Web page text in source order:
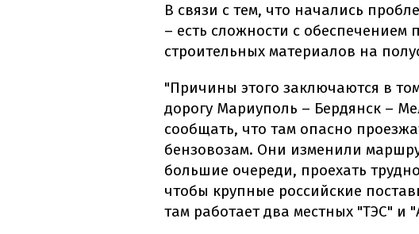
В связи с тем, что начались
– есть сложности с обеспечением
строительных материалов на
"Причины этого заключаются в
дорогу Мариуполь – Бердянск –
сообщать, что там опасно
бензовозам. Они изменили
большие очереди, проехать
чтобы крупные российские
там работает два местных "ТЭС" и